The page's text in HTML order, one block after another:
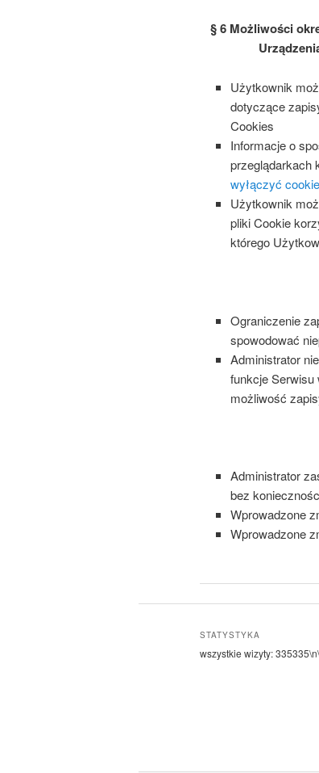
§ 6 Możliwości
Użytkownik
dotyczące
Cookies
Informacje o
przeglądarkach
wyłączyć cookie
Użytkownik
pliki Cookie
którego
Ograniczenie
spowodować
Administrator
funkcje
możliwość
Administrator
bez
Wprowadzone
Wprowadzone
STATYSTYKA
wszystkie wizyty:335335